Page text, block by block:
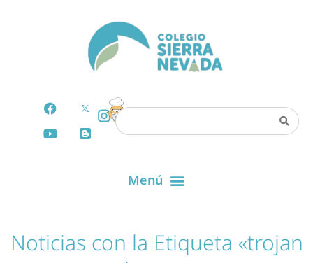
Noticias con la Etiqueta «trojan